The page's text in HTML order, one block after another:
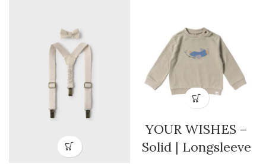
YOUR WISHES –
Solid | Longsleeve